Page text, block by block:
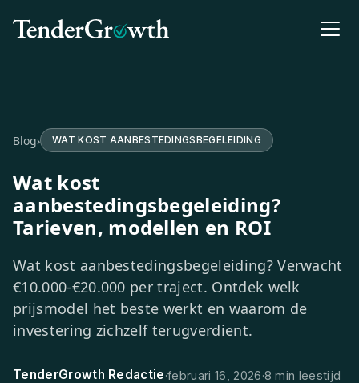
Blog› WAT KOST AANBESTEDINGSBEGELEIDING
Wat kost
aanbestedingsbegeleiding?
Tarieven, modellen en ROI
Wat kost aanbestedingsbegeleiding? Verwacht
€10.000-€20.000 per traject. Ontdek welk
prijsmodel het beste werkt en waarom de
investering zichzelf terugverdient.
TenderGrowth Redactie·februari 16, 2026·8 min leestijd